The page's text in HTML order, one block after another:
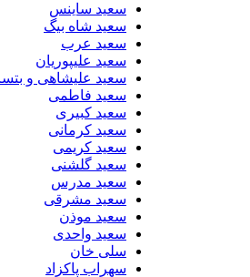
سعید ساینس
سعید شاه بیگ
سعید عرب
سعید علیپوریان
سعید علیشاهی و بتسابه
سعید فاطمی
سعید کبیری
سعید کرمانی
سعید کریمی
سعید گلشنی
سعید مدرس
سعید مشرقی
سعید موذن
سعید واحدی
سلی خان
سهراب پاکزاد